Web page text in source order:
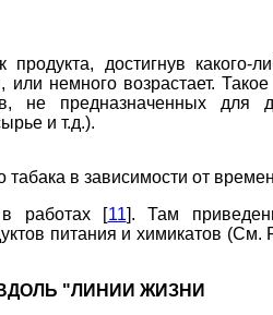
достигнув какого-
немного возрастает.
не предназначенных для
и т.д.).
табака в зависимости от
работах [11]. Там
питания и химикатов (См.
"ЛИНИИ ЖИЗНИ